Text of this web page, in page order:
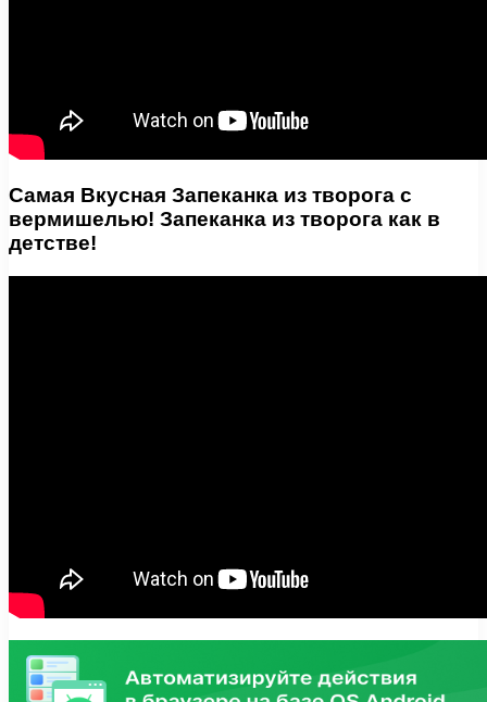
Самая Вкусная Запеканка из творога с
вермишелью! Запеканка из творога как в
детстве!